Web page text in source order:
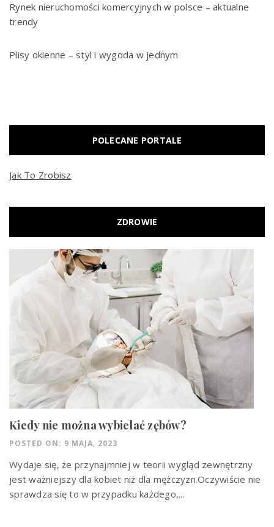
Rynek nieruchomości komercyjnych w polsce – aktualne
trendy
Plisy okienne – styl i wygoda w jednym
POLECANE PORTALE
Jak To Zrobisz
ZDROWIE
Kiedy nie można wybielać zębów?
POSTED ON: 9 MAJA, 2023
Wydaje się, że przynajmniej w teorii wygląd zewnętrzny
jest ważniejszy dla kobiet niż dla mężczyzn.Oczywiście nie
sprawdza się to w przypadku każdego,...